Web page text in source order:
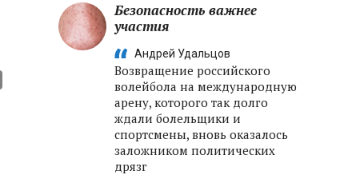
Безопасность важнее
участия
Андрей Удальцов
Возвращение российского
волейбола на международную
арену, которого так долго
ждали болельщики и
спортсмены, вновь оказалось
заложником политических
дрязг